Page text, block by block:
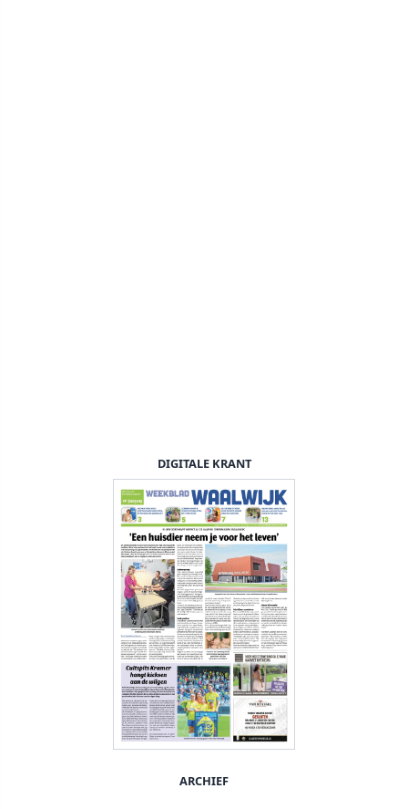
DIGITALE KRANT
ARCHIEF